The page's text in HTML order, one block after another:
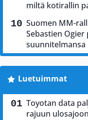
miltä kotirallin
Suomen MM-
Sebastien
suunnitelmansa
Luetuimmat
Toyotan data
rajuun ulosajoon